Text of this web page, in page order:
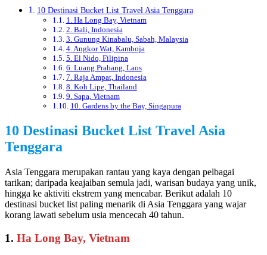
10 Destinasi Bucket List Travel Asia Tenggara
1. Ha Long Bay, Vietnam
2. Bali, Indonesia
3. Gunung Kinabalu, Sabah, Malaysia
4. Angkor Wat, Kamboja
5. El Nido, Filipina
6. Luang Prabang, Laos
7. Raja Ampat, Indonesia
8. Koh Lipe, Thailand
9. Sapa, Vietnam
10. Gardens by the Bay, Singapura
10 Destinasi Bucket List Travel Asia
Tenggara
Asia Tenggara merupakan rantau yang kaya dengan pelbagai
tarikan; daripada keajaiban semula jadi, warisan budaya yang unik,
hingga ke aktiviti ekstrem yang mencabar. Berikut adalah 10
destinasi bucket list paling menarik di Asia Tenggara yang wajar
korang lawati sebelum usia mencecah 40 tahun.
1. Ha Long Bay, Vietnam